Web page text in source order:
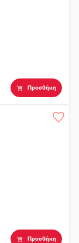
Προσθήκη
Προσθήκη